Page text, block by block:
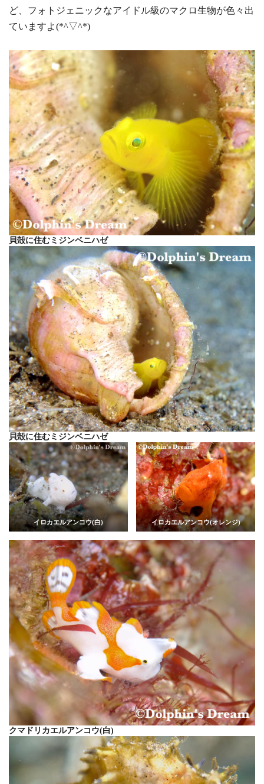
ど、フォトジェニックなアイドル級のマクロ生物が色々出
ていますよ(*^▽^*)
貝殻に住むミジンベニハゼ
貝殻に住むミジンベニハゼ
イロカエルアンコウ(白) イロカエルアンコウ(オレンジ)
クマドリカエルアンコウ(白)